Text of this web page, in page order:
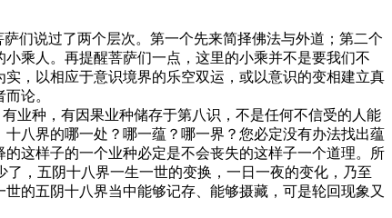
们说过了两个层次。第一个先来简择佛法与外道；第二个
乘人。再提醒菩萨们一点，这里的小乘并不是要我们不
，以相应于意识境界的乐空双运，或以意识的变相建立真
论。
业种，有因果业种储存于第八识，不是任何不信受的人能
八界的哪一处？哪一蕴？哪一界？您必定没有办法找出蕴
这样子的一个业种必定是不会丧失的这样子一个道理。所
，五阴十八界一生一世的变换，一日一夜的变化，乃至
的五阴十八界当中能够记存、能够摄藏，可是轮回现象又